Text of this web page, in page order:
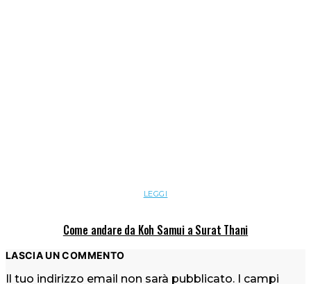
LEGGI
Come andare da Koh Samui a Surat Thani
LASCIA UN COMMENTO
Il tuo indirizzo email non sarà pubblicato. I campi